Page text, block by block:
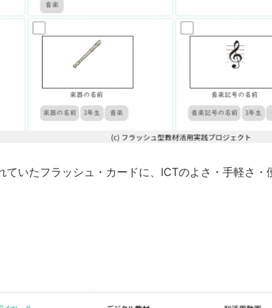
ていたフラッシュ・カードに、ICTのよさ・手軽さ